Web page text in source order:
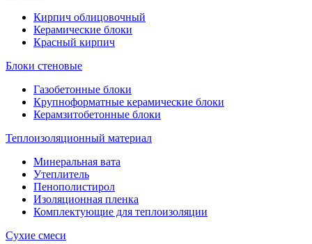
Кирпич облицовочный
Керамические блоки
Красный кирпич
Блоки стеновые
Газобетонные блоки
Крупноформатные керамические блоки
Керамзитобетонные блоки
Теплоизоляционный материал
Минеральная вата
Утеплитель
Пенополистирол
Изоляционная пленка
Комплектующие для теплоизоляции
Сухие смеси